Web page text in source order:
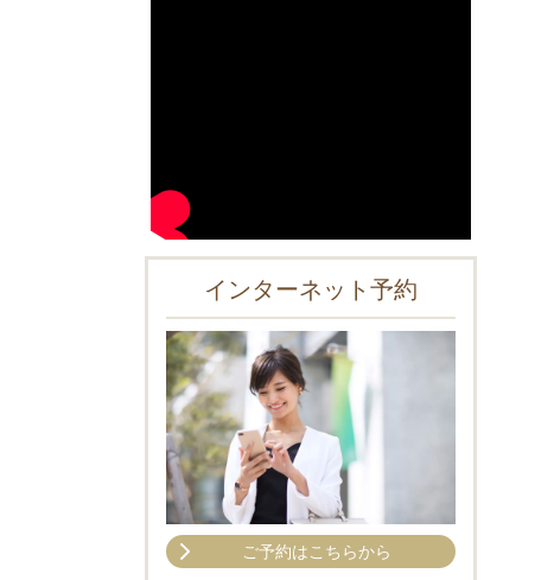
インターネット予約
ご予約はこちらから